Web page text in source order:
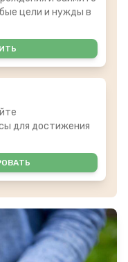
цели и нужды в
для достижения